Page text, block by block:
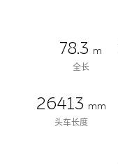
78.3 m
全长
26413 mm
头车长度